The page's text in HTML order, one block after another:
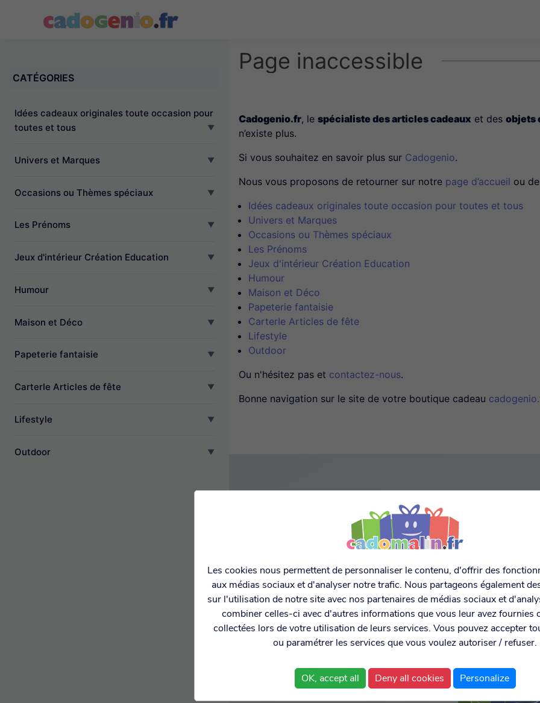
Cadogenio.fr
CATÉGORIES
Idées cadeaux originales toute occasion pour
toutes et tous
Univers et Marques
Occasions ou Thèmes spéciaux
Les Prénoms
Jeux d'intérieur Création Education
Humour
Maison et Déco
Papeterie fantaisie
CarterIe Articles de fête
Lifestyle
Outdoor
Page inaccessible
Cadogenio.fr, le spécialiste des articles cadeaux et des objets
n’existe plus.
Si vous souhaitez en savoir plus sur Cadogenio.
Nous vous proposons de retourner sur notre page d’accueil ou
Idées cadeaux originales toute occasion pour toutes et tous
Univers et Marques
Occasions ou Thèmes spéciaux
Les Prénoms
Jeux d'intérieur Création Education
Humour
Maison et Déco
Papeterie fantaisie
CarterIe Articles de fête
Lifestyle
Outdoor
Ou n'hésitez pas et contactez-nous.
Bonne navigation sur le site de votre boutique cadeau
PAIEMENT SÉCURISÉ
CIC MONETICO
EXPÉDITION RAPIDE ET
LIVRAISON EN 48H
DONNÉES
Les cookies nous permettent de personnaliser le contenu, d'offrir des
aux médias sociaux et d'analyser notre trafic. Nous partageons également
sur l'utilisation de notre site avec nos partenaires de médias sociaux et
combiner celles-ci avec d'autres informations que vous leur avez fournies
collectées lors de votre utilisation de leurs services. Vous pouvez accepter
ou paramétrer les services que vous voulez autoriser / refuser.
OK, accept all Deny all cookies Personalize